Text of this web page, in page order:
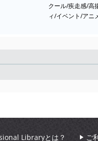
クール/疾走感/高
ィ/イベント/アニ
Libraryとは？ ご